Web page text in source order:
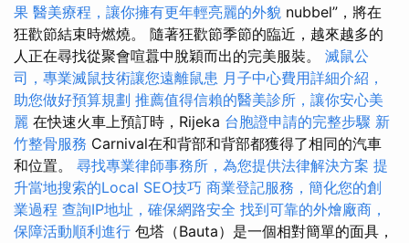
果 醫美療程，讓你擁有更年輕亮麗的外貌 nubbel”，將在
狂歡節結束時燃燒。 隨著狂歡節季節的臨近，越來越多的
人正在尋找從聚會喧囂中脫穎而出的完美服裝。 滅鼠公
司，專業滅鼠技術讓您遠離鼠患 月子中心費用詳細介紹，
助您做好預算規劃 推薦值得信賴的醫美診所，讓你安心美
麗 在快速火車上預訂時，Rijeka 台胞證申請的完整步驟 新
竹整骨服務 Carnival在和背部和背部都獲得了相同的汽車
和位置。 尋找專業律師事務所，為您提供法律解決方案 提
升當地搜索的Local SEO技巧 商業登記服務，簡化您的創
業過程 查詢IP地址，確保網路安全 找到可靠的外燴廠商，
保障活動順利進行 包塔（Bauta）是一個相對簡單的面具，